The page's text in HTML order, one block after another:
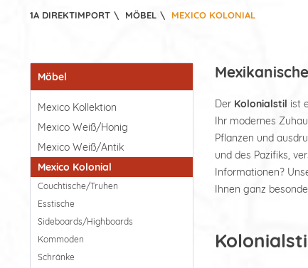
1A DIREKTIMPORT \ MÖBEL \ MEXICO KOLONIAL
Möbel
Mexico Kollektion
Mexico Weiß/Honig
Mexico Weiß/Antik
Mexico Kolonial
Couchtische/Truhen
Esstische
Sideboards/Highboards
Kommoden
Schränke
Der Kolonialstil ist
Ihr modernes
Pflanzen und
und des Pazifiks,
Informationen?
Ihnen ganz